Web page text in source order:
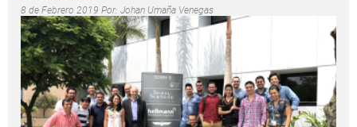
8 de Febrero 2019 Por: Johan Umaña Venegas